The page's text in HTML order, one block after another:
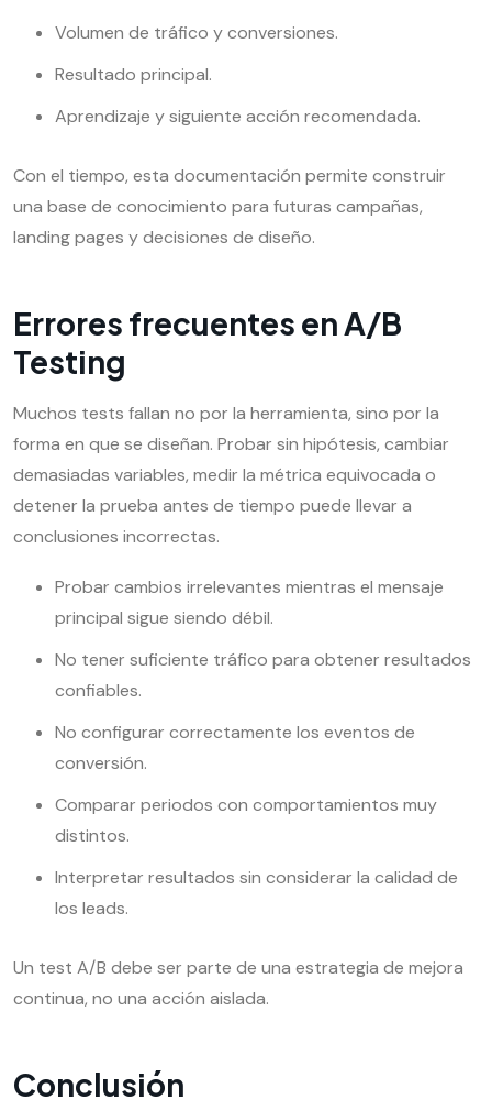
Volumen de tráfico y conversiones.
Resultado principal.
Aprendizaje y siguiente acción recomendada.
Con el tiempo, esta documentación permite construir
una base de conocimiento para futuras campañas,
landing pages y decisiones de diseño.
Errores frecuentes en A/B
Testing
Muchos tests fallan no por la herramienta, sino por la
forma en que se diseñan. Probar sin hipótesis, cambiar
demasiadas variables, medir la métrica equivocada o
detener la prueba antes de tiempo puede llevar a
conclusiones incorrectas.
Probar cambios irrelevantes mientras el mensaje
principal sigue siendo débil.
No tener suficiente tráfico para obtener resultados
confiables.
No configurar correctamente los eventos de
conversión.
Comparar periodos con comportamientos muy
distintos.
Interpretar resultados sin considerar la calidad de
los leads.
Un test A/B debe ser parte de una estrategia de mejora
continua, no una acción aislada.
Conclusión